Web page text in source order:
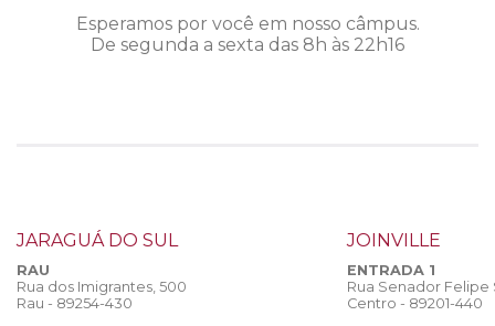
Esperamos por você em nosso câmpus.
De segunda a sexta das 8h às 22h16
JARAGUÁ DO SUL
RAU
Rua dos Imigrantes, 500
Rau - 89254-430
JOINVILLE
ENTRADA 1
Rua Senador
Centro - 89201-440